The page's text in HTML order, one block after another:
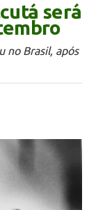
será
no Brasil, após